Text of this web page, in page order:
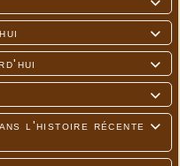





l'histoire récente